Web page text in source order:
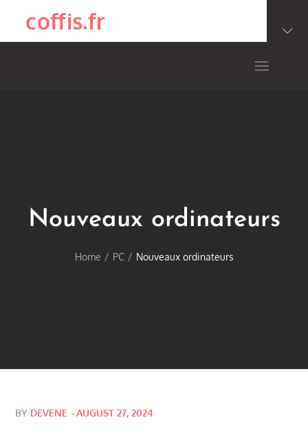
content
coffis.fr
Nouveaux ordinateurs
Home PC Nouveaux ordinateurs
BY DEVENE Posted
AUGUST 27, 2024